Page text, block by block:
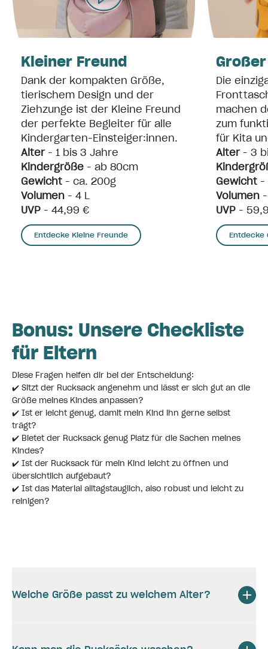
Kleiner Freund
Dank der kompakten Größe,
tierischem Design und der
Ziehzunge ist der Kleine Freund
der perfekte Begleiter für alle
Kindergarten-Einsteiger:innen.
Alter- 1 bis 3 Jahre
Kindergröße - ab 80cm
Gewicht - ca. 200g
Volumen - 4 L
UVP - 44,99 €
Entdecke Kleine Freunde
Die
machen
zum
für Kita
Alter- 3
Gewicht -
Volumen
UVP -
Entdecke
Bonus: Unsere Checkliste
für Eltern
Diese Fragen helfen dir bei der Entscheidung:
✔️ Sitzt der Rucksack angenehm und lässt er sich gut an die
Größe meines Kindes anpassen?
✔️ Ist er leicht genug, damit mein Kind ihn gerne selbst
trägt?
✔️ Bietet der Rucksack genug Platz für die Sachen meines
Kindes?
✔️ Ist der Rucksack für mein Kind leicht zu öffnen und
übersichtlich aufgebaut?
✔️ Ist das Material alltagstauglich, also robust und leicht zu
reinigen?
Welche Größe passt zu welchem Alter?